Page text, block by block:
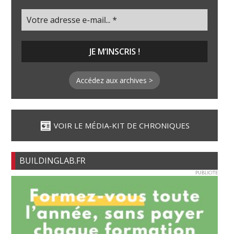
Accédez aux archives >
VOIR LE MÉDIA-KIT DE CHRONIQUES
BUILDINGLAB.FR
PUBLICITE